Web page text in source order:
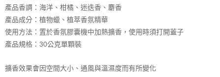
【注意事項】
易，需依本服務之必要範圍內提供個人資料，並將交易相關給付款項請求債
權轉讓予恩沛科技股份有限公司。
２．關於個人資料處理事宜，請瀏覽以下網址：
https://aftee.tw/terms/#terms3
「AFTEE先享後付」，若未經同意申辦者引起之損失，本公司不負相關責
產品香調：海洋、柑橘、迷迭香、麝香
產品成分：植物蠟、植萃香氛精華
使用方法：置於香氛膠囊機中加熱擴香，使用時須打開蓋子
產品規格：30公克單顆裝
擴香效果會因空間大小、通風與溫濕度而有所變化